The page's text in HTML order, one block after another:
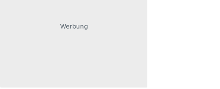
Werbung